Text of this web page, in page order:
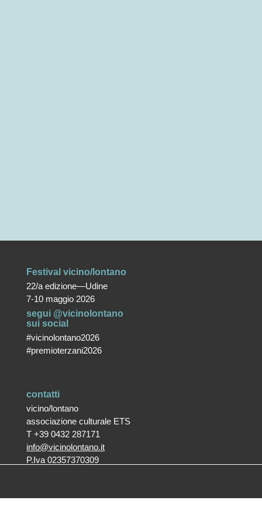
Festival vicino/lontano
22/a edizione—Udine
7-10 maggio 2026
segui @vicinolontano
sui social
#vicinolontano2026
#premioterzani2026
contatti
vicino/lontano
associazione culturale ETS
T +39 0432 287171
info@vicinolontano.it
P.Iva 02357370309